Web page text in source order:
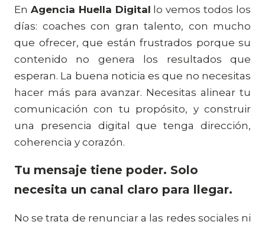
En Agencia Huella Digital lo vemos todos los
días: coaches con gran talento, con mucho
que ofrecer, que están frustrados porque su
contenido no genera los resultados que
esperan. La buena noticia es que no necesitas
hacer más para avanzar. Necesitas alinear tu
comunicación con tu propósito, y construir
una presencia digital que tenga dirección,
coherencia y corazón.
Tu mensaje tiene poder. Solo
necesita un canal claro para llegar.
No se trata de renunciar a las redes sociales ni